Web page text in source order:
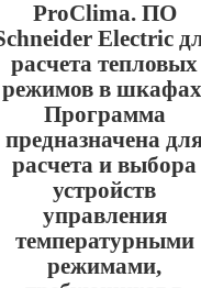
ProClima. ПО
Electric
расчета тепловых
режимов в
Программа
предназначена
расчета и выбора
устройств
управления
температурными
режимами,